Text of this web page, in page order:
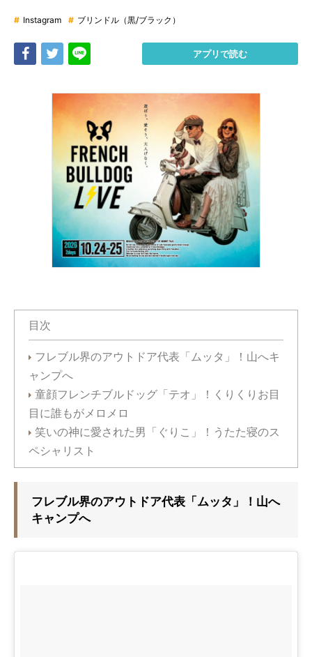
# Instagram # ブリンドル（黒/ブラック）
Share Tweet アプリで読む
目次
フレブル界のアウトドア代表「ムッタ」！山へキ
ャンプへ
童顔フレンチブルドッグ「テオ」！くりくりお目
目に誰もがメロメロ
笑いの神に愛された男「ぐりこ」！うたた寝のス
ペシャリスト
フレブル界のアウトドア代表「ムッタ」！山へ
キャンプへ